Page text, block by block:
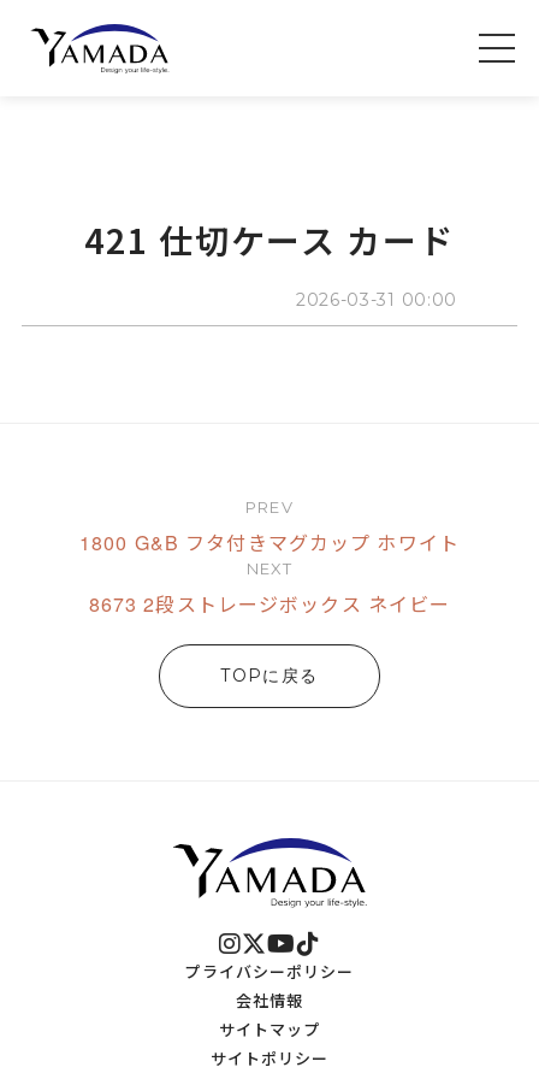
421 仕切ケース カード
2026-03-31 00:00
PREV
1800 G&B フタ付きマグカップ ホワイト
NEXT
8673 2段ストレージボックス ネイビー
TOPに戻る
プライバシーポリシー
会社情報
サイトマップ
サイトポリシー